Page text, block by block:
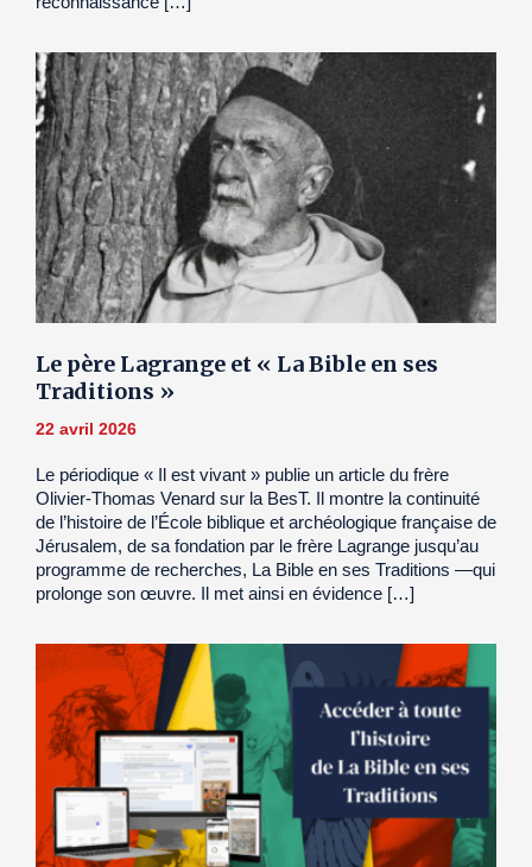
Le père Lagrange et « La Bible en ses
Traditions »
22 avril 2026
Le périodique « Il est vivant » publie un article du frère
Olivier-Thomas Venard sur la BesT. Il montre la continuité
de l’histoire de l’École biblique et archéologique française de
Jérusalem, de sa fondation par le frère Lagrange jusqu’au
programme de recherches, La Bible en ses Traditions —qui
prolonge son œuvre. Il met ainsi en évidence […]